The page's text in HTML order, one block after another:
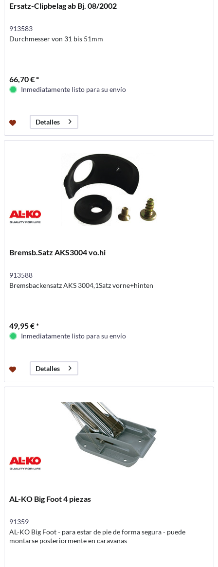
Ersatz-Clipbelag ab Bj. 08/2002
913583
Durchmesser von 31 bis 51mm
66,70 € *
Inmediatamente listo para su envío
Detalles
Bremsb.Satz AKS3004 vo.hi
913588
Bremsbackensatz AKS 3004,1Satz vorne+hinten
49,95 € *
Inmediatamente listo para su envío
Detalles
AL-KO Big Foot 4 piezas
91359
AL-KO Big Foot - para estar de pie de forma segura - puede
montarse posteriormente en caravanas